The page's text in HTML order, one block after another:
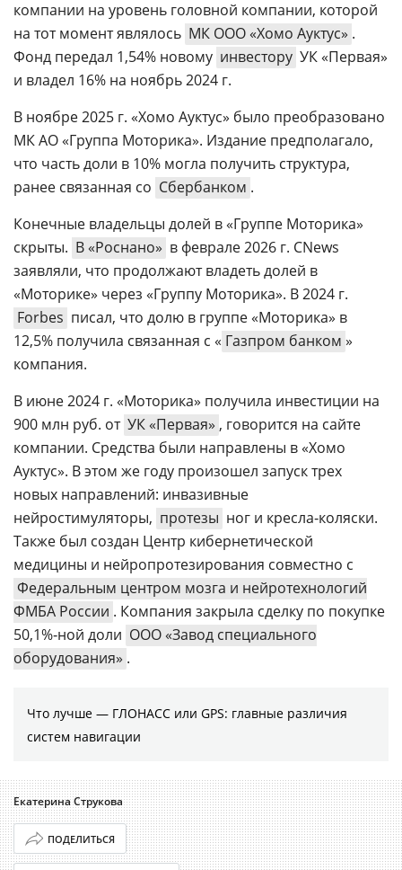
компании на уровень головной компании, которой
на тот момент являлось МК ООО «Хомо Ауктус» .
Фонд передал 1,54% новому инвестору УК «Первая»
и владел 16% на ноябрь 2024 г.
В ноябре 2025 г. «Хомо Ауктус» было преобразовано
МК АО «Группа Моторика». Издание предполагало,
что часть доли в 10% могла получить структура,
ранее связанная со Сбербанком .
Конечные владельцы долей в «Группе Моторика»
скрыты. В «Роснано» в феврале 2026 г. CNews
заявляли, что продолжают владеть долей в
«Моторике» через «Группу Моторика». В 2024 г.
Forbes писал, что долю в группе «Моторика» в
12,5% получила связанная с « Газпром банком »
компания.
В июне 2024 г. «Моторика» получила инвестиции на
900 млн руб. от УК «Первая» , говорится на сайте
компании. Средства были направлены в «Хомо
Ауктус». В этом же году произошел запуск трех
новых направлений: инвазивные
нейростимуляторы, протезы ног и кресла‑коляски.
Также был создан Центр кибернетической
медицины и нейропротезирования совместно с
Федеральным центром мозга и нейротехнологий
ФМБА России . Компания закрыла сделку по покупке
50,1%‑ной доли ООО «Завод специального
оборудования» .
Что лучше — ГЛОНАСС или GPS: главные различия
систем навигации
Екатерина Струкова
ПОДЕЛИТЬСЯ